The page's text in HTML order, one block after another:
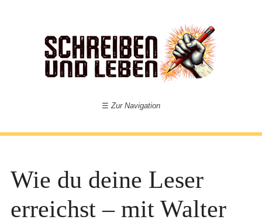
☰ Zur Navigation
Wie du deine Leser
erreichst – mit Walter